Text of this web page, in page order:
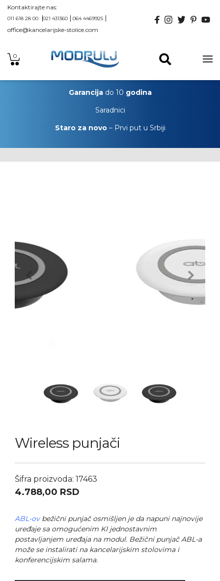
Kontaktirajte nas:
011 618 28 00 021 431360 064 4469925
office@kancelarijske-stolice.com
0
Garancijado 10 godina
Saradnici
Staro za novo– Prvi put u Srbiji
Previous Next
Wireless punjači
Šifra proizvoda: 17463
4.788,00 RSD
ABL-ovbežični punjač osmišljen je da napuni najnovije
uređaje sa omogućenim KI jednostavnim
postavljanjem uređaja na modul. Bežični punjač ABL-a
može se instalirati na kancelarijskim stolovima i
konferencijskim salama.